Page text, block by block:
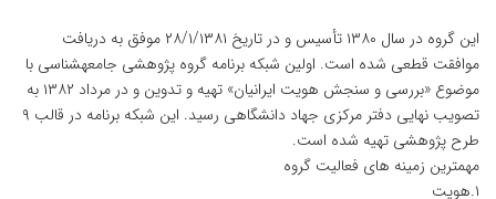
این گروه در سال ۱۳۸۰ تأسیس و در تاریخ ۲۸/۱/۱۳۸۱ موفق به دریافت
موافقت قطعی شده است. اولین شبکه برنامه گروه پژوهشی جامعه‏شناسی با
موضوع «بررسی و سنجش هویت ایرانیان» تهیه و تدوین و در مرداد ۱۳۸۲ به
تصویب نهایی دفتر مرکزی جهاد دانشگاهی رسید. این شبکه برنامه در قالب ۹
طرح پژوهشی تهیه شده است.
مهمترین زمینه های فعالیت گروه
۱.هویت